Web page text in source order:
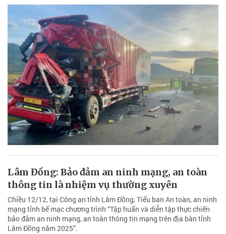
Lâm Đồng: Bảo đảm an ninh mạng, an toàn
thông tin là nhiệm vụ thường xuyên
Chiều 12/12, tại Công an tỉnh Lâm Đồng, Tiểu ban An toàn, an ninh
mạng tỉnh bế mạc chương trình “Tập huấn và diễn tập thực chiến
bảo đảm an ninh mạng, an toàn thông tin mạng trên địa bàn tỉnh
Lâm Đồng năm 2025”.